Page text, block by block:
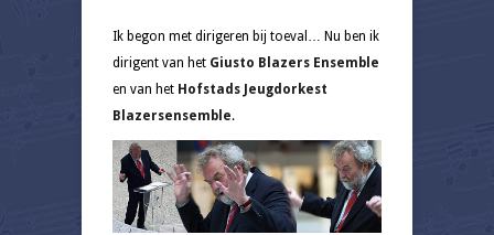
Ik begon met dirigeren bij toeval… Nu ben ik
dirigent van het Giusto Blazers Ensemble
en van het Hofstads Jeugdorkest
Blazersensemble.